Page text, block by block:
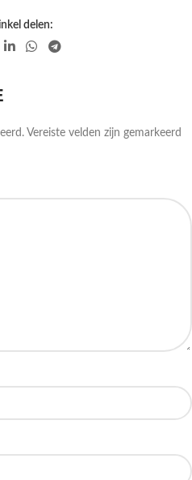
delen:
Vereiste velden zijn gemarkeerd